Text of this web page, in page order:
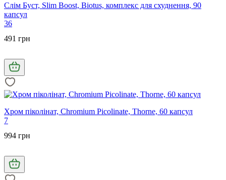
Слім Буст, Slim Boost, Biotus, комплекс для схуднення, 90
капсул
36
491 грн
Хром піколінат, Chromium Picolinate, Thorne, 60 капсул
7
994 грн